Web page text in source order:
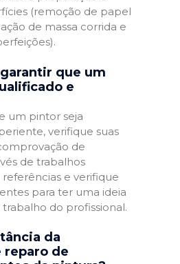
(remoção de papel
de massa corrida e
que um
e
um pintor seja
verifique suas
de
de trabalhos
referências e verifique
para ter uma ideia
do profissional.
da
reparo de